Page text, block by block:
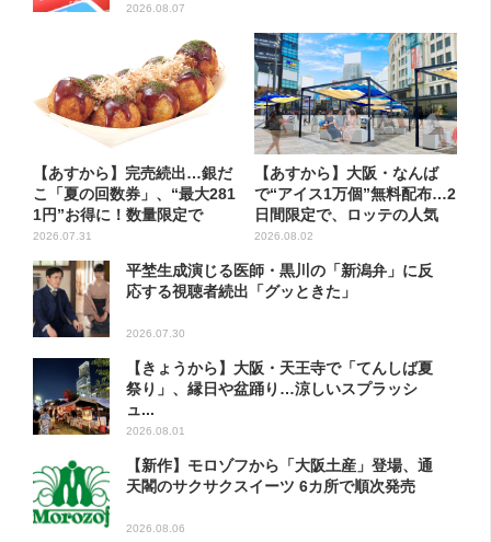
2026.08.07
【あすから】完売続出…銀だ
こ「夏の回数券」、“最大281
1円”お得に！数量限定で
2026.07.31
【あすから】大阪・なんば
で“アイス1万個”無料配布…2
日間限定で、ロッテの人気
商...
2026.08.02
平埜生成演じる医師・黒川の「新潟弁」に反
応する視聴者続出「グッときた」
2026.07.30
【きょうから】大阪・天王寺で「てんしば夏
祭り」、縁日や盆踊り…涼しいスプラッシ
ュ...
2026.08.01
【新作】モロゾフから「大阪土産」登場、通
天閣のサクサクスイーツ 6カ所で順次発売
2026.08.06